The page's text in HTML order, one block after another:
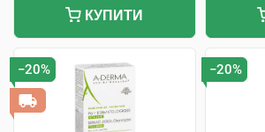
КУПИТИ
−20% −20%